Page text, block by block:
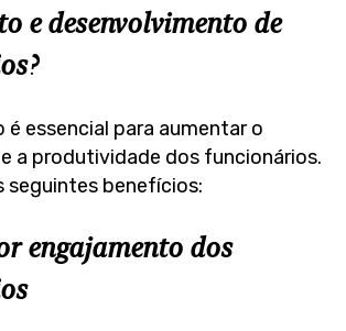
e desenvolvimento de
é essencial para aumentar o
a produtividade dos funcionários.
seguintes benefícios:
dos